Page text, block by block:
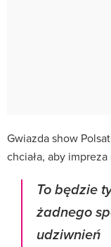
Gwiazda show
chciała, aby
To będzie
żadnego
udziwnień